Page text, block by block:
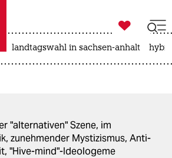

taz zahl ich
landtagswahl in sachsen-anhalt
"alternativen" Szene, im
zunehmender Mystizismus, Anti-
"Hive-mind"-Ideologeme